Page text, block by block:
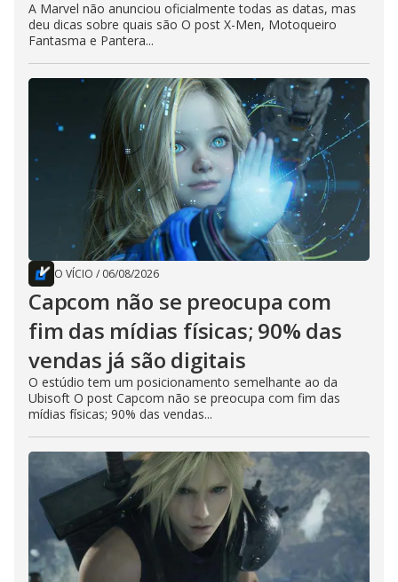
A Marvel não anunciou oficialmente todas as datas, mas
deu dicas sobre quais são O post X-Men, Motoqueiro
Fantasma e Pantera...
O VÍCIO / 06/08/2026
Capcom não se preocupa com
fim das mídias físicas; 90% das
vendas já são digitais
O estúdio tem um posicionamento semelhante ao da
Ubisoft O post Capcom não se preocupa com fim das
mídias físicas; 90% das vendas...